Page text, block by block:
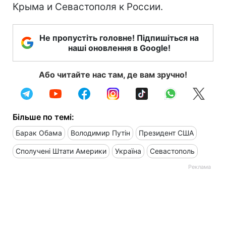
Крыма и Севастополя к России.
Не пропустіть головне! Підпишіться на
наші оновлення в Google!
Або читайте нас там, де вам зручно!
Більше по темі:
Барак Обама Володимир Путін Президент США
Сполучені Штати Америки Україна Севастополь